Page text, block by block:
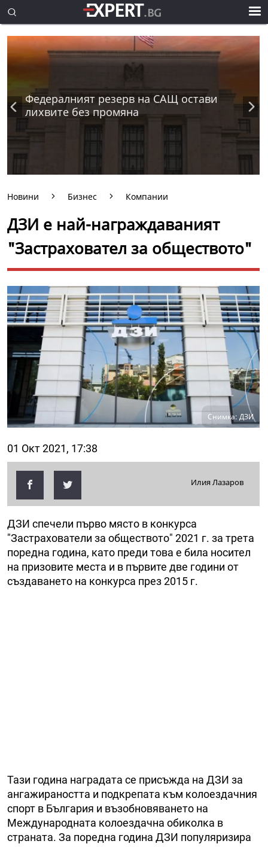
Федералният резерв на САЩ остави
лихвите без промяна
Новини Бизнес Компании
ДЗИ е най-награждаваният
"Застраховател за обществото"
Снимка: ДЗИ
01 Окт 2021, 17:38
Илия Лазаров
ДЗИ спечели първо място в конкурса
"Застрахователи за обществото" 2021 г. за трета
поредна година, като преди това е била носител
на призовите места и в първите две години от
създаването на конкурса през 2015 г.
Тази година наградата се присъжда на ДЗИ за
ангажираността и подкрепата към колоездачния
спорт в България и възобновяването на
Международната колоездачна обиколка в
страната. За поредна година ДЗИ популяризира